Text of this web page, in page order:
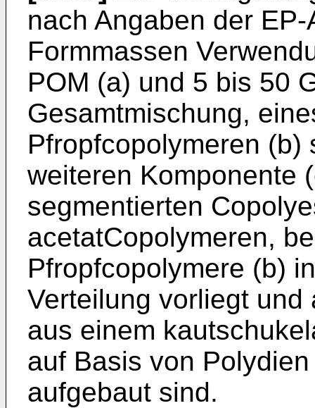
nach Angaben der
Formmassen
POM (a) und 5 bis 50
Gesamtmischung,
Pfropfcopolymeren
weiteren Komponente
segmentierten
acetatCopolymeren,
Pfropfcopolymere (b)
Verteilung vorliegt
aus einem
auf Basis von
aufgebaut sind.